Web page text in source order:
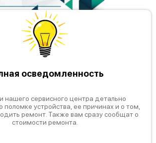
осведомленность
нашего сервисного центра детально
поломке устройства, ее причинах и о том,
ремонт. Также вам сразу сообщат о
стоимости ремонта.